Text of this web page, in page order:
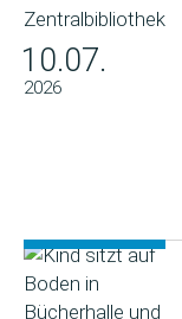
10.07.
2026